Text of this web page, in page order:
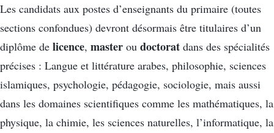
Les candidats aux postes d’enseignants du primaire (toutes
sections confondues) devront désormais être titulaires d’un
diplôme de licence, master ou doctorat dans des spécialités
précises : Langue et littérature arabes, philosophie, sciences
islamiques, psychologie, pédagogie, sociologie, mais aussi
dans les domaines scientifiques comme les mathématiques, la
physique, la chimie, les sciences naturelles, l’informatique, la